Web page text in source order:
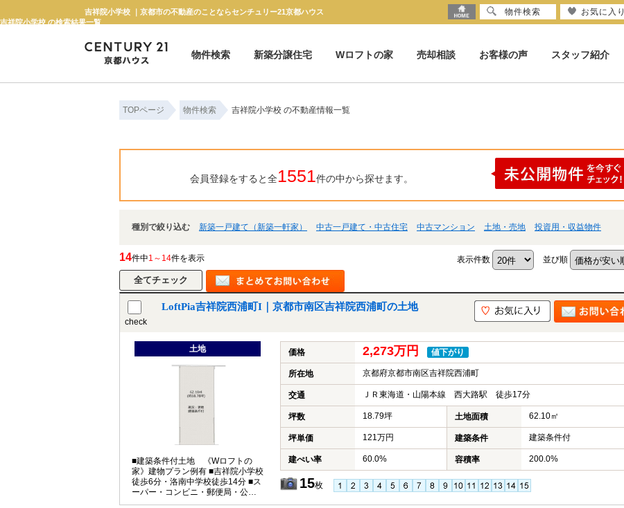
吉祥院小学校 ｜京都市の不動産のことならセンチュリー21京都ハウス
物件検索
新築分譲住宅 Wロフトの家 売却相談 お客様の声 スタッフ紹介
TOPページ 物件検索 吉祥院小学校 の不動産情報一覧
吉祥院小学校 の検索結果一覧
会員登録をすると全1551件の中から探せます。
種別で絞り込む 新築一戸建て（新築一軒家） 中古一戸建て・中古住宅 中古マンション 土地・売地 投資用・収益物件
14件中1～14件を表示 表示件数 並び順
check
LoftPia吉祥院西浦町I｜京都市南区吉祥院西浦町の土地
土地
■建築条件付土地 《Wロフトの
家》建物プラン例有 ■吉祥院小学校
徒歩6分・洛南中学校徒歩14分 ■ス
ーパー・コンビニ・郵便局・公園
徒歩10分圏内で生活便利♪
価格 2,273万円 値下がり
所在地 京都府京都市南区吉祥院西浦町
交通 ＪＲ東海道・山陽本線 西大路駅 徒歩17分
坪数 18.79坪 土地面積 62.10㎡
坪単価 121万円 建築条件 建築条件付
建ぺい率 60.0% 容積率 200.0%
15枚
物件検索 お気に入り